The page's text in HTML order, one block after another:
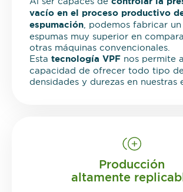
vacío en el proceso productivo
espumación , podemos fabricar
espumas muy superior en
otras máquinas convencionales.
Esta tecnología VPF nos permite
capacidad de ofrecer todo tipo
densidades y durezas en nuestras
Producción
altamente